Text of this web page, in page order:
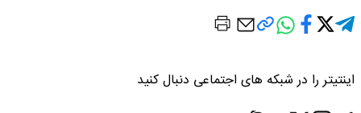
اینتیتر را در شبکه های اجتماعی دنبال کنید